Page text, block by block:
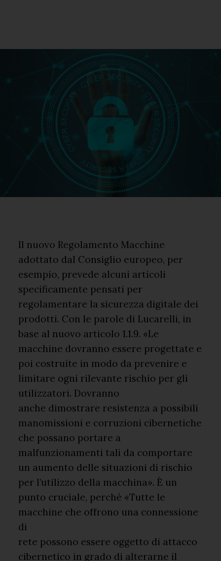
Il nuovo Regolamento Macchine
adottato dal Consiglio europeo, per
esempio, prevede alcuni articoli
specificamente pensati per
regolamentare la sicurezza digitale dei
prodotti. Con le parole di Lucarelli, in
base al nuovo articolo 1.1.9. «Le
macchine dovranno essere progettate e
poi costruite in modo da prevenire e
limitare ogni rilevante rischio per gli
utilizzatori. Dovranno
anche dimostrare resistenza a possibili
manomissioni e corruzioni cibernetiche
che possano portare a
malfunzionamenti tali da comportare
un aumento delle situazioni di rischio
per l’utilizzo della macchina». È un
punto cruciale, perché «Tutte le
macchine che offrono una connessione
di
rete possono essere oggetto di attacco
cibernetico in grado di alterarne il